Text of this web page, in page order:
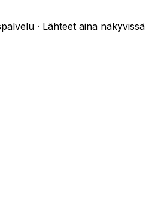
· Lähteet aina näkyvissä